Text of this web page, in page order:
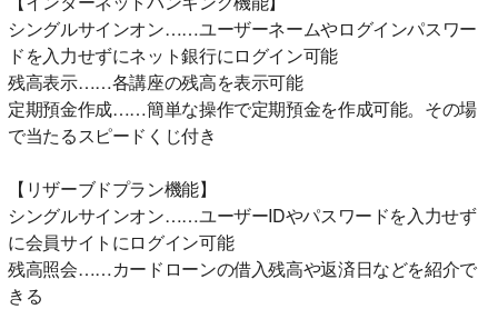
シングルサインオン……ユーザーネームやログインパスワー
ドを入力せずにネット銀行にログイン可能
残高表示……各講座の残高を表示可能
定期預金作成……簡単な操作で定期預金を作成可能。その場
で当たるスピードくじ付き
【リザーブドプラン機能】
シングルサインオン……ユーザーIDやパスワードを入力せず
に会員サイトにログイン可能
残高照会……カードローンの借入残高や返済日などを紹介で
きる